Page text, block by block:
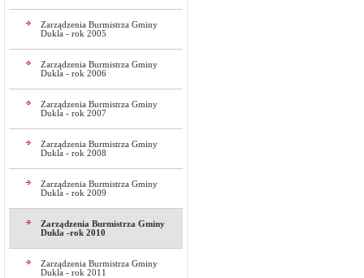
Zarządzenia Burmistrza Gminy
Dukla - rok 2005
Zarządzenia Burmistrza Gminy
Dukla - rok 2006
Zarządzenia Burmistrza Gminy
Dukla - rok 2007
Zarządzenia Burmistrza Gminy
Dukla - rok 2008
Zarządzenia Burmistrza Gminy
Dukla - rok 2009
Zarządzenia Burmistrza Gminy
Dukla -rok 2010
Zarządzenia Burmistrza Gminy
Dukla - rok 2011